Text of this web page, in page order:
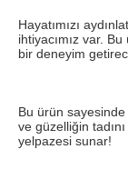
Hayatımızı
ihtiyacımız var.
bir deneyim
Bu ürün
ve güzelliğin
yelpazesi sunar!